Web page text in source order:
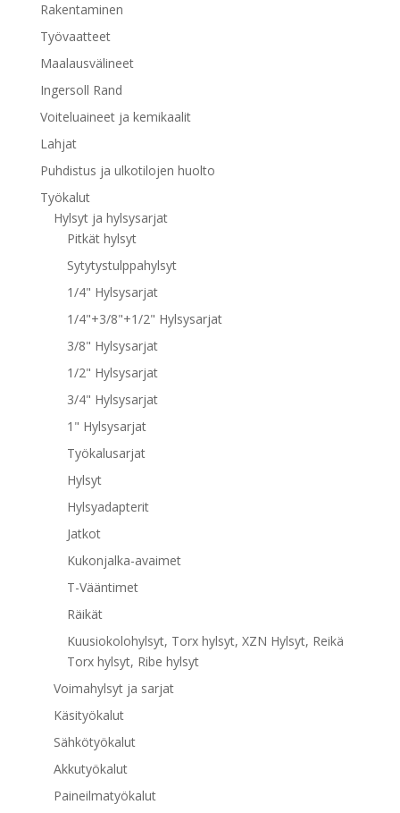
Rakentaminen
Työvaatteet
Maalausvälineet
Ingersoll Rand
Voiteluaineet ja kemikaalit
Lahjat
Puhdistus ja ulkotilojen huolto
Työkalut
Hylsyt ja hylsysarjat
Pitkät hylsyt
Sytytystulppahylsyt
1/4" Hylsysarjat
1/4"+3/8"+1/2" Hylsysarjat
3/8" Hylsysarjat
1/2" Hylsysarjat
3/4" Hylsysarjat
1" Hylsysarjat
Työkalusarjat
Hylsyt
Hylsyadapterit
Jatkot
Kukonjalka-avaimet
T-Vääntimet
Räikät
Kuusiokolohylsyt, Torx hylsyt, XZN Hylsyt, Reikä
Torx hylsyt, Ribe hylsyt
Voimahylsyt ja sarjat
Käsityökalut
Sähkötyökalut
Akkutyökalut
Paineilmatyökalut